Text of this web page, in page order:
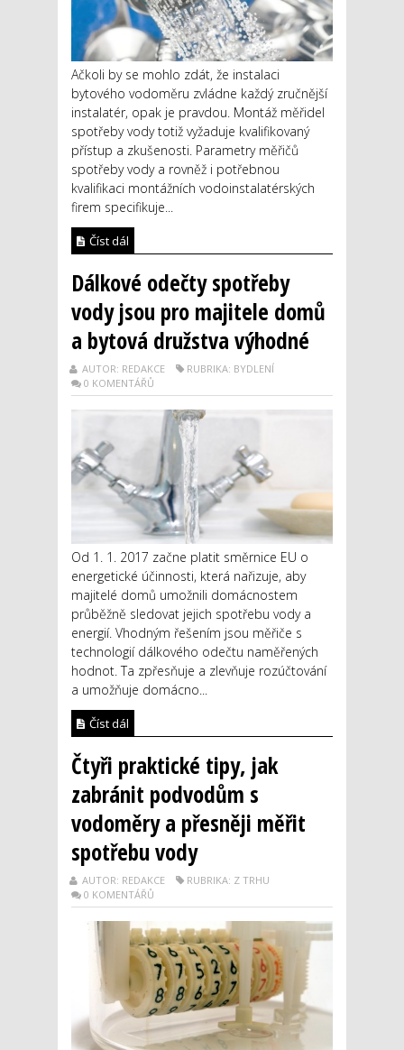
Ačkoli by se mohlo zdát, že instalaci
bytového vodoměru zvládne každý zručnější
instalatér, opak je pravdou. Montáž měřidel
spotřeby vody totiž vyžaduje kvalifikovaný
přístup a zkušenosti. Parametry měřičů
spotřeby vody a rovněž i potřebnou
kvalifikaci montážních vodoinstalatérských
firem specifikuje...
Číst dál
Dálkové odečty spotřeby
vody jsou pro majitele domů
a bytová družstva výhodné
AUTOR: REDAKCE
RUBRIKA: BYDLENÍ
0 KOMENTÁŘŮ
Od 1. 1. 2017 začne platit směrnice EU o
energetické účinnosti, která nařizuje, aby
majitelé domů umožnili domácnostem
průběžně sledovat jejich spotřebu vody a
energií. Vhodným řešením jsou měřiče s
technologií dálkového odečtu naměřených
hodnot. Ta zpřesňuje a zlevňuje rozúčtování
a umožňuje domácno...
Číst dál
Čtyři praktické tipy, jak
zabránit podvodům s
vodoměry a přesněji měřit
spotřebu vody
AUTOR: REDAKCE
RUBRIKA: Z TRHU
0 KOMENTÁŘŮ